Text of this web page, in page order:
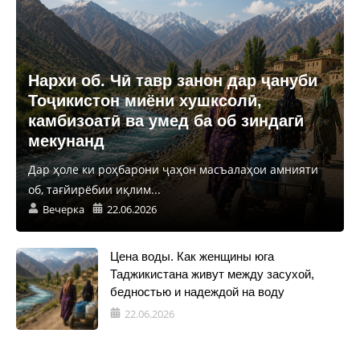
Нархи об. Чӣ тавр занон дар ҷануби
Тоҷикистон миёни хушксолӣ,
камбизоатӣ ва умед ба об зиндагӣ
мекунанд
Дар ҳоле ки роҳбарони ҷаҳон масъалаҳои амнияти
об, тағйирёбии иқлим...
Вечерка 22.06.2026
Цена воды. Как женщины юга
Таджикистана живут между засухой,
бедностью и надеждой на воду
22.06.2026